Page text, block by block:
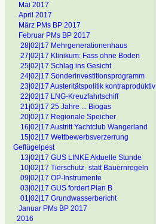
Mai 2017
April 2017
März PMs BP 2017
Februar PMs BP 2017
28|02|17 Mehrgenerationenhaus
27|02|17 Klinikum: Fass ohne Boden
25|02|17 Schlag ins Gesicht
24|02|17 Sonderinvestitionsprogramm
23|02|17 Austeritätspolitik kontraproduktiv
22|02|17 LNG-Kreuzfahrtschiff
21|02|17 25 Jahre ... Biogas
20|02|17 Regionale Speicher
16|02|17 Austritt Yachtclub Wangerland
15|02|17 Wettbewerbsverzerrung
Geflügelpest
13|02|17 GUS LINKE Aktuelle Stunde
10|02|17 Tierschutz- statt Bauernregeln
09|02|17 OP-Instrumente
03|02|17 GUS fordert Plan B
01|02|17 Grundwasserbericht
Januar PMs BP 2017
2016